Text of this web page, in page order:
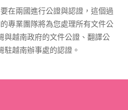
在兩國進行公證與認證，這個過
專業團隊將為您處理所有文件公
與越南政府的文件公證、翻譯公
駐越南辦事處的認證。